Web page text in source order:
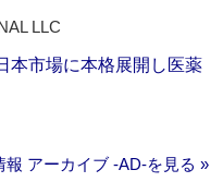
LLC
本市場に本格展開し医薬
報 アーカイブ ‐AD‐を見る »